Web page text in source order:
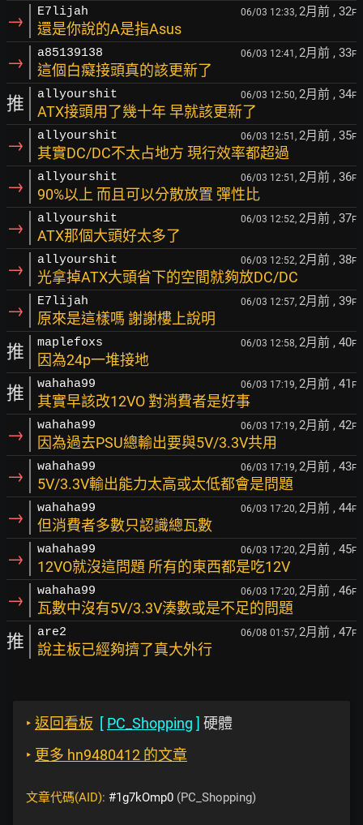
→ E7lijah 06/03 12:33, 2月前 , 32F
還是你說的A是指Asus
→ a85139138 06/03 12:41, 2月前 , 33F
這個白癡接頭真的該更新了
推 allyourshit 06/03 12:50, 2月前 , 34F
ATX接頭用了幾十年 早就該更新了
→ allyourshit 06/03 12:51, 2月前 , 35F
其實DC/DC不太占地方 現行效率都超過
→ allyourshit 06/03 12:51, 2月前 , 36F
90%以上 而且可以分散放置 彈性比
→ allyourshit 06/03 12:52, 2月前 , 37F
ATX那個大頭好太多了
→ allyourshit 06/03 12:52, 2月前 , 38F
光拿掉ATX大頭省下的空間就夠放DC/DC
→ E7lijah 06/03 12:57, 2月前 , 39F
原來是這樣嗎 謝謝樓上說明
推 maplefoxs 06/03 12:58, 2月前 , 40F
因為24p一堆接地
推 wahaha99 06/03 17:19, 2月前 , 41 F
其實早該改12VO 對消費者是好事
→ wahaha99 06/03 17:19, 2月前 , 42F
因為過去PSU總輸出要與5V/3.3V共用
→ wahaha99 06/03 17:19, 2月前 , 43F
5V/3.3V輸出能力太高或太低都會是問題
→ wahaha99 06/03 17:20, 2月前 , 44F
但消費者多數只認識總瓦數
→ wahaha99 06/03 17:20, 2月前 , 45F
12VO就沒這問題 所有的東西都是吃12V
→ wahaha99 06/03 17:20, 2月前 , 46F
瓦數中沒有5V/3.3V湊數或是不足的問題
推 are2 06/08 01:57, 2月前 , 47F
說主板已經夠擠了真大外行
‣ 返回看板 [ PC_Shopping ] 硬體
‣ 更多 hn9480412 的文章
文章代碼(AID): #1g7kOmp0 (PC_Shopping)